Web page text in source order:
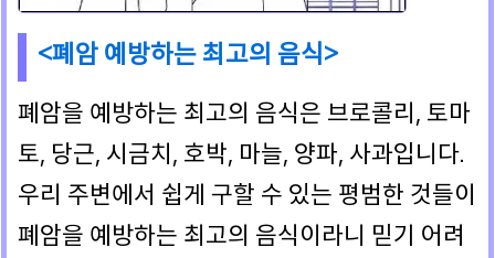
<폐암 예방하는 최고의 음식>
폐암을 예방하는 최고의 음식은 브로콜리, 토마
토, 당근, 시금치, 호박, 마늘, 양파, 사과입니다.
우리 주변에서 쉽게 구할 수 있는 평범한 것들이
폐암을 예방하는 최고의 음식이라니 믿기 어려